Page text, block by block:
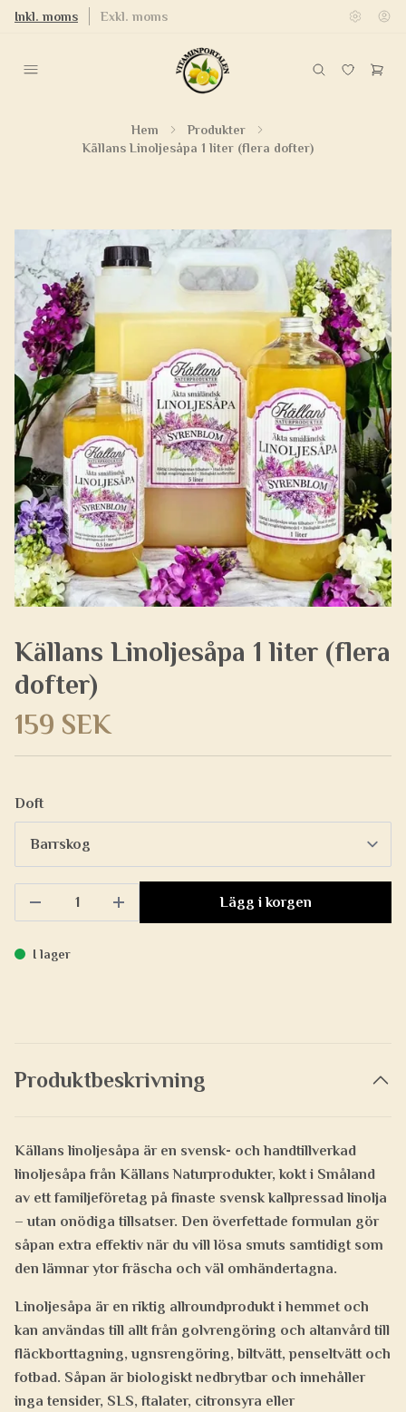
Inkl. moms Exkl. moms
Hem
Produkter
Källans Linoljesåpa 1 liter (flera dofter)
Källans Linoljesåpa 1 liter (flera
dofter)
159 SEK
Doft
Lägg i korgen
I lager
Produktbeskrivning
Källans linoljesåpa är en svensk- och handtillverkad
linoljesåpa från Källans Naturprodukter, kokt i Småland
av ett familjeföretag på finaste svensk kallpressad linolja
– utan onödiga tillsatser. Den överfettade formulan gör
såpan extra effektiv när du vill lösa smuts samtidigt som
den lämnar ytor fräscha och väl omhändertagna.
Linoljesåpa är en riktig allroundprodukt i hemmet och
kan användas till allt från golvrengöring och altanvård till
fläckborttagning, ugnsrengöring, biltvätt, penseltvätt och
fotbad. Såpan är biologiskt nedbrytbar och innehåller
inga tensider, SLS, ftalater, citronsyra eller